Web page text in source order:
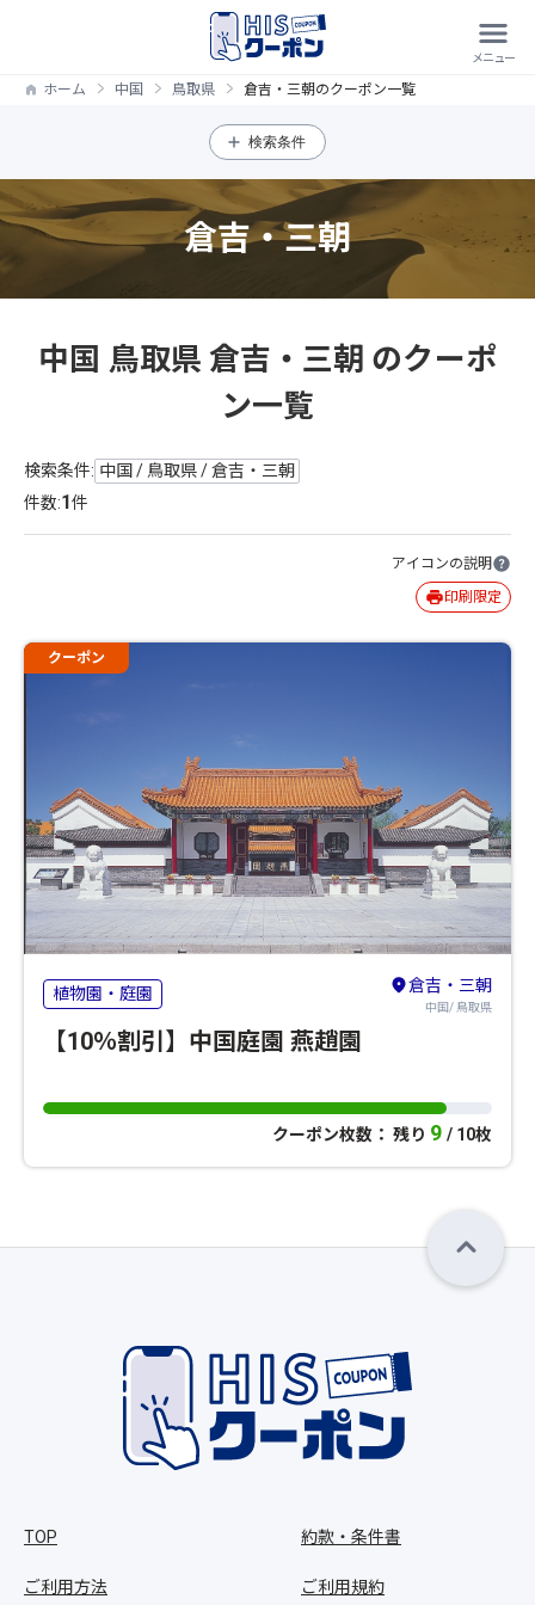
ホーム 中国 鳥取県 倉吉・三朝のクーポン一覧
検索条件
倉吉・三朝
中国 鳥取県 倉吉・三朝 のクーポ
ン一覧
検索条件: 中国 / 鳥取県 / 倉吉・三朝
件数:1件
アイコンの説明
印刷限定
クーポン
植物園・庭園 倉吉・三朝
中国/ 鳥取県
【10％割引】中国庭園 燕趙園
クーポン枚数： 残り 9 / 10枚
TOP
ご利用方法
約款・条件書
ご利用規約